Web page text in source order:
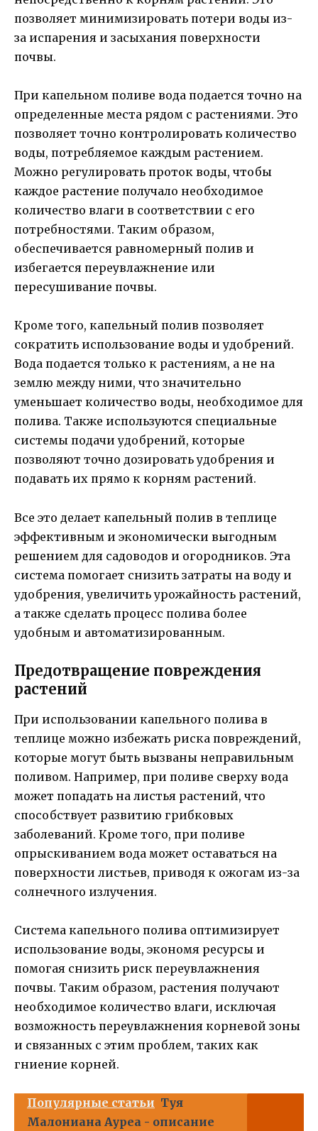
позволяет минимизировать потери воды из-
за испарения и засыхания поверхности
почвы.
При капельном поливе вода подается точно на
определенные места рядом с растениями. Это
позволяет точно контролировать количество
воды, потребляемое каждым растением.
Можно регулировать проток воды, чтобы
каждое растение получало необходимое
количество влаги в соответствии с его
потребностями. Таким образом,
обеспечивается равномерный полив и
избегается переувлажнение или
пересушивание почвы.
Кроме того, капельный полив позволяет
сократить использование воды и удобрений.
Вода подается только к растениям, а не на
землю между ними, что значительно
уменьшает количество воды, необходимое для
полива. Также используются специальные
системы подачи удобрений, которые
позволяют точно дозировать удобрения и
подавать их прямо к корням растений.
Все это делает капельный полив в теплице
эффективным и экономически выгодным
решением для садоводов и огородников. Эта
система помогает снизить затраты на воду и
удобрения, увеличить урожайность растений,
а также сделать процесс полива более
удобным и автоматизированным.
Предотвращение повреждения
растений
При использовании капельного полива в
теплице можно избежать риска повреждений,
которые могут быть вызваны неправильным
поливом. Например, при поливе сверху вода
может попадать на листья растений, что
способствует развитию грибковых
заболеваний. Кроме того, при поливе
опрыскиванием вода может оставаться на
поверхности листьев, приводя к ожогам из-за
солнечного излучения.
Система капельного полива оптимизирует
использование воды, экономя ресурсы и
помогая снизить риск переувлажнения
почвы. Таким образом, растения получают
необходимое количество влаги, исключая
возможность переувлажнения корневой зоны
и связанных с этим проблем, таких как
гниение корней.
Популярные статьи Туя
Малониана Ауреа - описание